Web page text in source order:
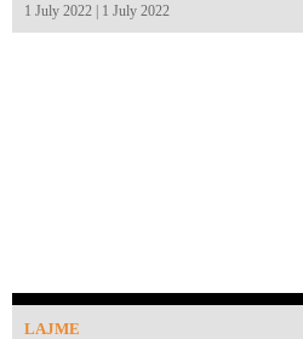
1 July 2022 | 1 July 2022
LAJME